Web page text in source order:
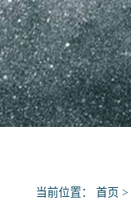
当前位置： 首页 >